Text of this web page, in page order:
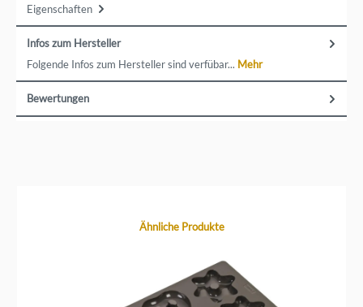
Eigenschaften
Infos zum Hersteller
Folgende Infos zum Hersteller sind verfübar... Mehr
Bewertungen
Produktgalerie überspringenÄhnliche Produkte